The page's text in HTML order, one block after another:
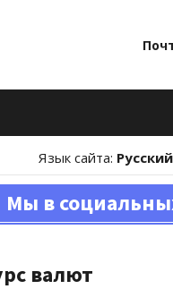
Язык сайта: Русский
Мы в
валют